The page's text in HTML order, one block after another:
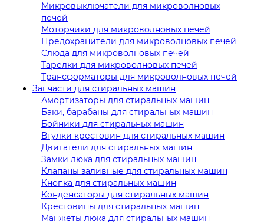
Микровыключатели для микроволновых
печей
Моторчики для микроволновых печей
Предохранители для микроволновых печей
Слюда для микроволновых печей
Тарелки для микроволновых печей
Трансформаторы для микроволновых печей
Запчасти для стиральных машин
Амортизаторы для стиральных машин
Баки, барабаны для стиральных машин
Бойники для стиральных машин
Втулки крестовин для стиральных машин
Двигатели для стиральных машин
Замки люка для стиральных машин
Клапаны заливные для стиральных машин
Кнопка для стиральных машин
Конденсаторы для стиральных машин
Крестовины для стиральных машин
Манжеты люка для стиральных машин